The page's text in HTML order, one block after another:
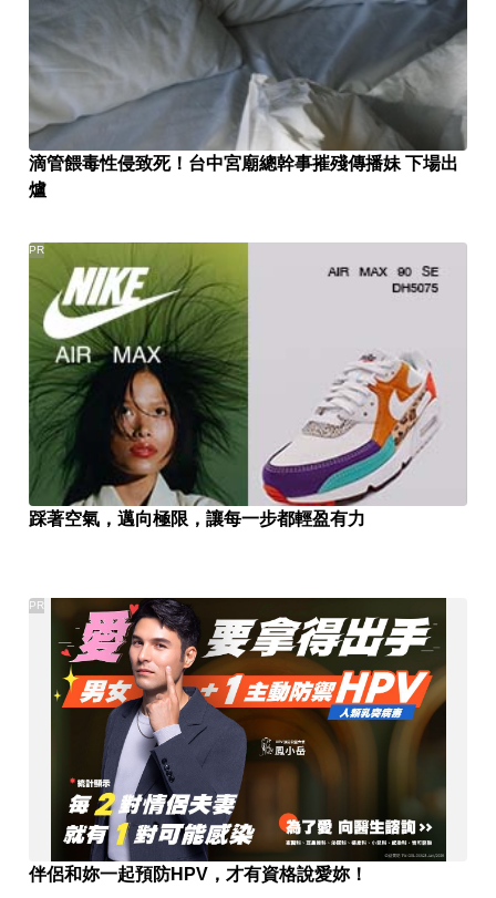
滴管餵毒性侵致死！台中宮廟總幹事摧殘傳播妹 下場出
爐
踩著空氣，邁向極限，讓每一步都輕盈有力
PR
伴侶和妳一起預防HPV，才有資格說愛妳！
PR